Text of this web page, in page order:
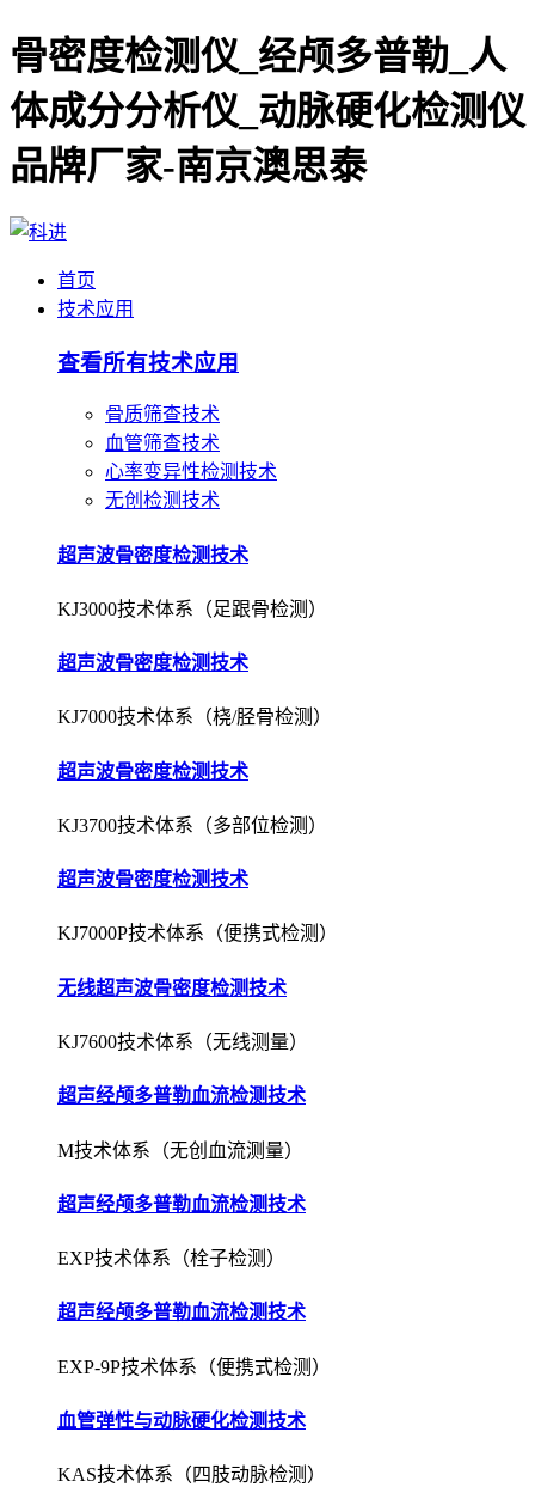
骨密度检测仪_经颅多普勒_人
体成分分析仪_动脉硬化检测仪
品牌厂家-南京澳思泰
首页
技术应用
查看所有技术应用
骨质筛查技术
血管筛查技术
心率变异性检测技术
无创检测技术
超声波骨密度检测技术
KJ3000技术体系（足跟骨检测）
超声波骨密度检测技术
KJ7000技术体系（桡/胫骨检测）
超声波骨密度检测技术
KJ3700技术体系（多部位检测）
超声波骨密度检测技术
KJ7000P技术体系（便携式检测）
无线超声波骨密度检测技术
KJ7600技术体系（无线测量）
超声经颅多普勒血流检测技术
M技术体系（无创血流测量）
超声经颅多普勒血流检测技术
EXP技术体系（栓子检测）
超声经颅多普勒血流检测技术
EXP-9P技术体系（便携式检测）
血管弹性与动脉硬化检测技术
KAS技术体系（四肢动脉检测）